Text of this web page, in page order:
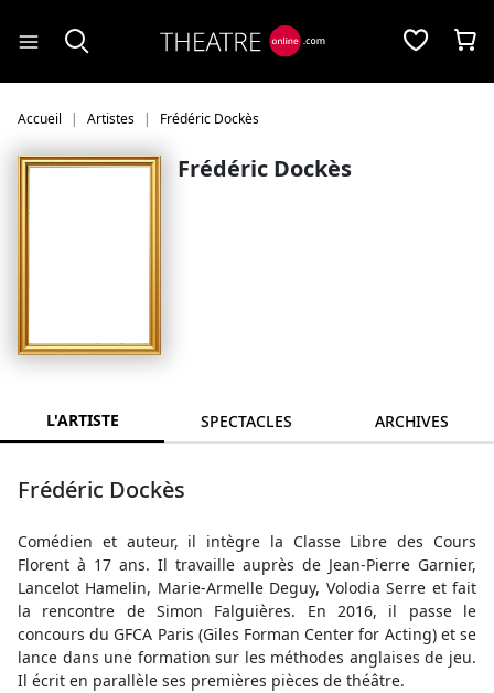
Accueil Artistes Frédéric Dockès
Frédéric Dockès
L'ARTISTE SPECTACLES ARCHIVES
Frédéric Dockès
Comédien et auteur, il intègre la Classe Libre des Cours
Florent à 17 ans. Il travaille auprès de Jean-Pierre Garnier,
Lancelot Hamelin, Marie-Armelle Deguy, Volodia Serre et fait
la rencontre de Simon Falguières. En 2016, il passe le
concours du GFCA Paris (Giles Forman Center for Acting) et se
lance dans une formation sur les méthodes anglaises de jeu.
Il écrit en parallèle ses premières pièces de théâtre.